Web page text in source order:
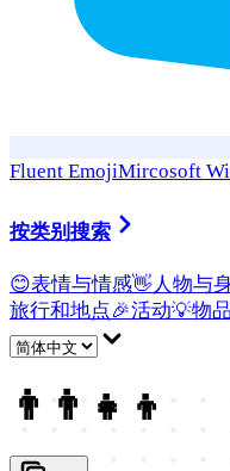
Fluent EmojiMircosoft
按类别搜索
😊表情与情感👋 人物与
旅行和地点🎉活动💡物品
👨‍👨‍👧‍👦